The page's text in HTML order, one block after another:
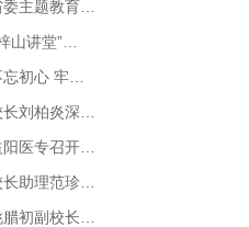
委主题教育…
山讲堂”…
忘初心 牢…
长刘柏炎深…
阳医专召开…
长助理范珍…
腊初副校长…